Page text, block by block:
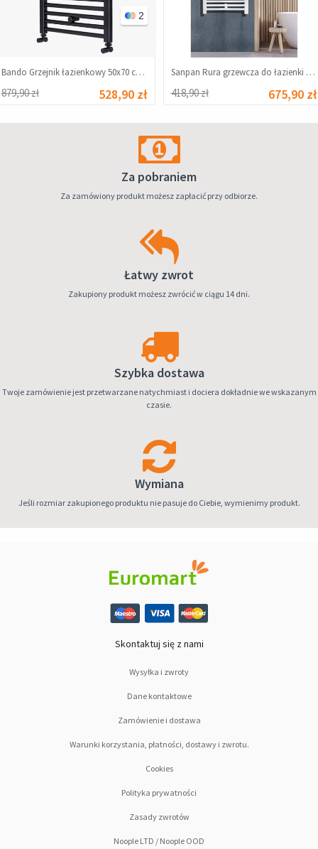
2
Bando Grzejnik łazienkowy 50x70 cm - czarny mat #343951
879,90 zł 528,90 zł
Sanpan Rura grzewcza do łazienki 500x1000 mm - Biała #339190
418,90 zł 675,90 zł
Za pobraniem
Za zamówiony produkt możesz zapłacić przy odbiorze.
Łatwy zwrot
Zakupiony produkt możesz zwrócić w ciągu 14 dni.
Szybka dostawa
Twoje zamówienie jest przetwarzane natychmiast i dociera dokładnie we wskazanym
czasie.
Wymiana
Jeśli rozmiar zakupionego produktu nie pasuje do Ciebie, wymienimy produkt.
Skontaktuj się z nami
Wysyłka i zwroty
Dane kontaktowe
Zamówienie i dostawa
Warunki korzystania, płatności, dostawy i zwrotu.
Cookies
Polityka prywatności
Zasady zwrotów
Noople LTD / Noople OOD